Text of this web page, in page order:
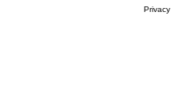
Privacy